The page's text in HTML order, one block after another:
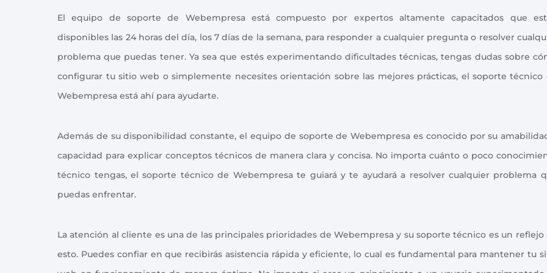
El equipo de soporte de Webempresa está compuesto por expertos altamente capacitados que
disponibles las 24 horas del día, los 7 días de la semana, para responder a cualquier pregunta o resolver
problema que puedas tener. Ya sea que estés experimentando dificultades técnicas, tengas dudas sobre
configurar tu sitio web o simplemente necesites orientación sobre las mejores prácticas, el soporte técnico
Webempresa está ahí para ayudarte.
Además de su disponibilidad constante, el equipo de soporte de Webempresa es conocido por su
capacidad para explicar conceptos técnicos de manera clara y concisa. No importa cuánto o poco
técnico tengas, el soporte técnico de Webempresa te guiará y te ayudará a resolver cualquier problema
puedas enfrentar.
La atención al cliente es una de las principales prioridades de Webempresa y su soporte técnico es un reflejo
esto. Puedes confiar en que recibirás asistencia rápida y eficiente, lo cual es fundamental para mantener tu